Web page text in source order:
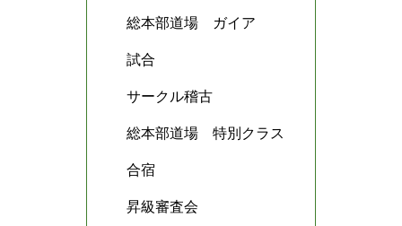
総本部道場 ガイア
試合
サークル稽古
総本部道場 特別クラス
合宿
昇級審査会